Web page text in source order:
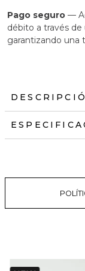
Pago seguro —
débito a través
garantizando una